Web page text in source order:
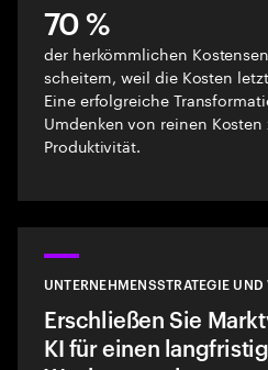
70 %
der herkömmlichen
scheitern, weil die Kosten
Eine erfolgreiche
Umdenken von reinen Kosten
Produktivität.
UNTERNEHMENSSTRATEGIE
Erschließen Sie
KI für einen